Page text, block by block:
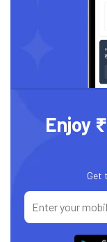
Enjoy
Get